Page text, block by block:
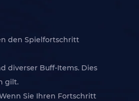
den Spielfortschritt
diverser Buff-Items. Dies
gilt.
Sie Ihren Fortschritt